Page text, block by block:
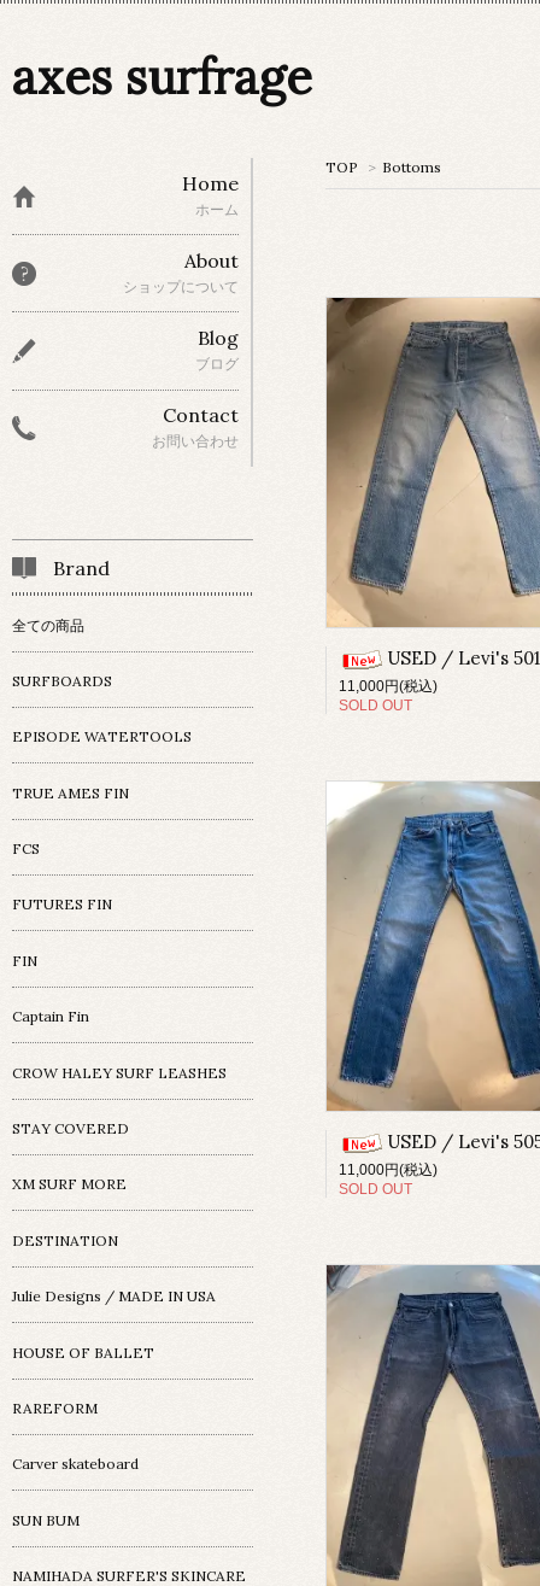
axes surfrage
TOP > Bottoms
USED / Levi's 501 /
11,000円(税込)
SOLD OUT
USED / Levi's 505 /
11,000円(税込)
SOLD OUT
Home
ホーム
About
ショップについて
Blog
ブログ
Contact
お問い合わせ
Brand
全ての商品
SURFBOARDS
EPISODE WATERTOOLS
TRUE AMES FIN
FCS
FUTURES FIN
FIN
Captain Fin
CROW HALEY SURF LEASHES
STAY COVERED
XM SURF MORE
DESTINATION
Julie Designs / MADE IN USA
HOUSE OF BALLET
RAREFORM
Carver skateboard
SUN BUM
NAMIHADA SURFER'S SKINCARE